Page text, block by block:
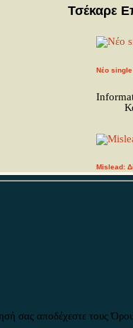
Τσέκαρε
Νέο single
Mislead:
Copyright © 2026 Ev Art.
σας αποδέχεστε τους